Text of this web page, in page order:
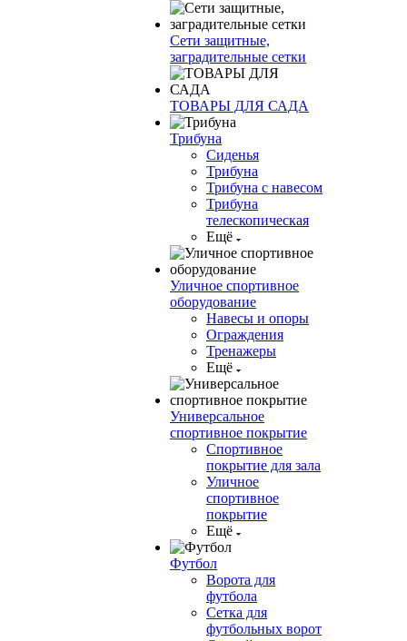
Сети защитные,
заградительные сетки
ТОВАРЫ ДЛЯ САДА
Трибуна
Сиденья
Трибуна
Трибуна с навесом
Трибуна
телескопическая
Ещё
Уличное спортивное
оборудование
Навесы и опоры
Ограждения
Тренажеры
Ещё
Универсальное
спортивное покрытие
Спортивное
покрытие для зала
Уличное
спортивное
покрытие
Ещё
Футбол
Ворота для
футбола
Сетка для
футбольных ворот